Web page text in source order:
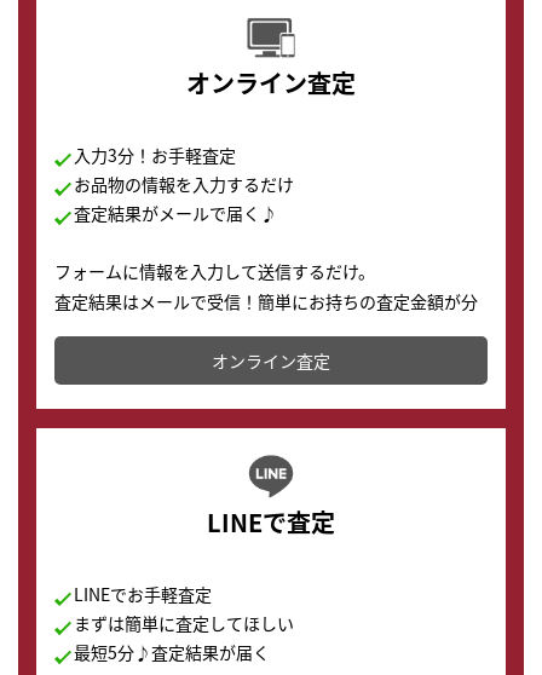
オンライン査定
入力3分！お手軽査定
お品物の情報を入力するだけ
査定結果がメールで届く♪
フォームに情報を入力して送信するだけ。
査定結果はメールで受信！簡単にお持ちの査定金額が分
かります。
オンライン査定
LINEで査定
LINEでお手軽査定
まずは簡単に査定してほしい
最短5分♪査定結果が届く